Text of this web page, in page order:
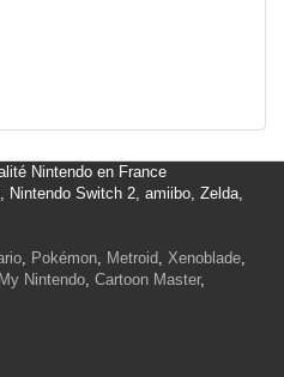
Nintendo en France
Nintendo Switch 2, amiibo, Zelda,
, Pokémon, Metroid, Xenoblade,
My Nintendo, Cartoon Master,